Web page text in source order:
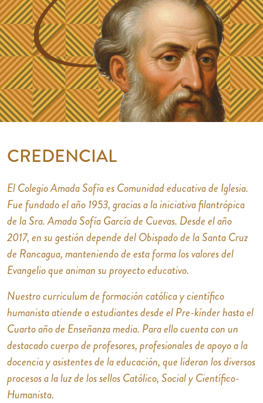
CREDENCIAL
El Colegio Amada Sofía es Comunidad educativa de Iglesia.
Fue fundado el año 1953, gracias a la iniciativa filantrópica
de la Sra. Amada Sofía García de Cuevas. Desde el año
2017, en su gestión depende del Obispado de la Santa Cruz
de Rancagua, manteniendo de esta forma los valores del
Evangelio que animan su proyecto educativo.
Nuestro curriculum de formación católica y científico
humanista atiende a estudiantes desde el Pre-kínder hasta el
Cuarto año de Enseñanza media. Para ello cuenta con un
destacado cuerpo de profesores, profesionales de apoyo a la
docencia y asistentes de la educación, que lideran los diversos
procesos a la luz de los sellos Católico, Social y Científico-
Humanista.